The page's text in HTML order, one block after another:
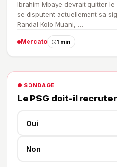
Ibrahim Mbaye devrait quitter le
se disputent actuellement sa
Randal Kolo Muani, …
Mercato 1 min
● SONDAGE
Le PSG doit-il
Oui
Non